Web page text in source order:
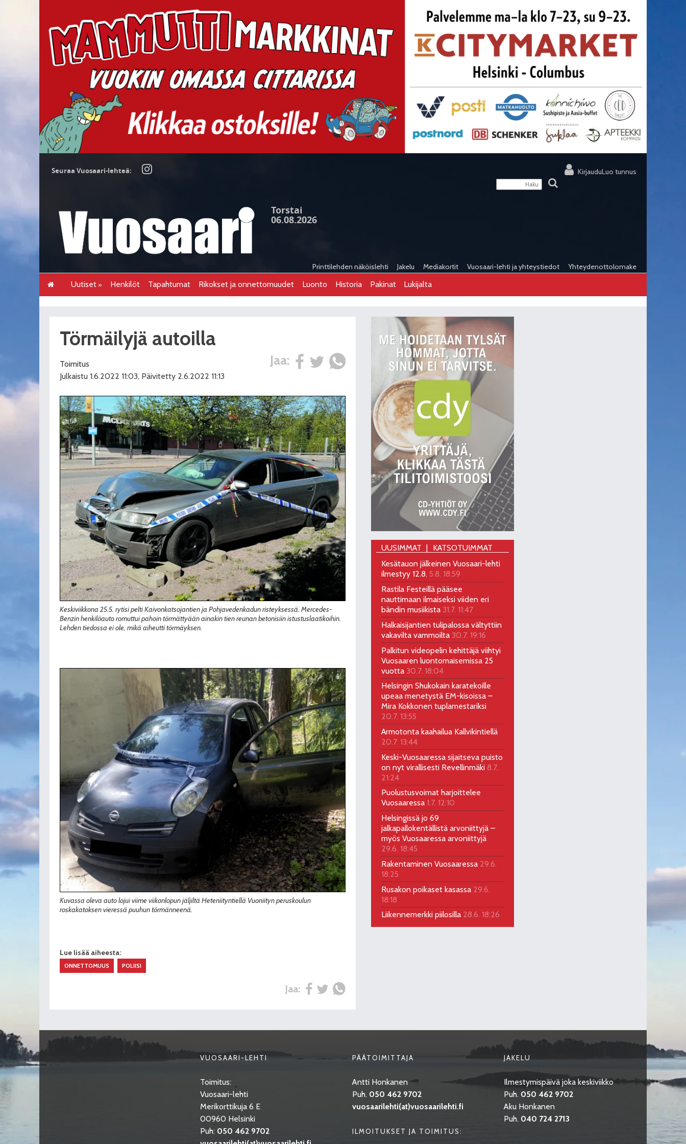
KirjauduLuo tunnus
Seuraa Vuosaari-lehteä:
Torstai
06.08.2026
Printtilehden näköislehti Jakelu Mediakortit Vuosaari-lehti ja yhteystiedot Yhteydenottolomake
Uutiset Henkilöt Tapahtumat Rikokset ja onnettomuudet Luonto Historia Pakinat Lukijalta
Törmäilyjä autoilla
Jaa:
Toimitus
Julkaistu 1.6.2022 11:03, Päivitetty 2.6.2022 11:13
Keskiviikkona 25.5. rytisi pelti Kaivonkatsojantien ja Pohjavedenkadun risteyksessä. Mercedes-
Benzin henkilöauto romuttui pahoin törmättyään ainakin tien reunan betonisiin istustuslaatikoihin.
Lehden tiedossa ei ole, mikä aiheutti törmäyksen.
Kuvassa oleva auto lojui viime viikonlopun jäljiltä Heteniityntiellä Vuoniityn peruskoulun
roskakatoksen vieressä puuhun törmänneenä.
Lue lisää aiheesta:
ONNETTOMUUS POLIISI
Jaa:
UUSIMMAT
KATSOTUIMMAT
Kesätauon jälkeinen Vuosaari-lehti
ilmestyy 12.8. 5.8. 18:59
Rastila Festeillä pääsee
nauttimaan ilmaiseksi viiden eri
bändin musiikista 31.7. 11:47
Halkaisijantien tulipalossa vältyttiin
vakavilta vammoilta 30.7. 19:16
Palkitun videopelin kehittäjä viihtyi
Vuosaaren luontomaisemissa 25
vuotta 30.7. 18:04
Helsingin Shukokain karatekoille
upeaa menetystä EM-kisoissa –
Mira Kokkonen tuplamestariksi
20.7. 13:55
Armotonta kaahailua Kallvikintiellä
20.7. 13:44
Keski-Vuosaaressa sijaitseva puisto
on nyt virallisesti Revellinmäki 8.7.
21:24
Puolustusvoimat harjoittelee
Vuosaaressa 1.7. 12:10
Helsingissä jo 69
jalkapallokentällistä arvoniittyjä –
myös Vuosaaressa arvoniittyjä
29.6. 18:45
Rakentaminen Vuosaaressa 29.6.
18:25
Rusakon poikaset kasassa 29.6.
18:18
Liikennemerkki piilosilla 28.6. 18:26
VUOSAARI-LEHTI
Toimitus:
Vuosaari-lehti
Merikorttikuja 6 E
00960 Helsinki
Puh: 050 462 9702
PÄÄTOIMITTAJA
Antti Honkanen
Puh. 050 462 9702
vuosaarilehti(at)vuosaarilehti.fi
ILMOITUKSET JA TOIMITUS:
JAKELU
Ilmestymispäivä joka keskiviikko
Puh. 050 462 9702
Aku Honkanen
Puh. 040 724 2713